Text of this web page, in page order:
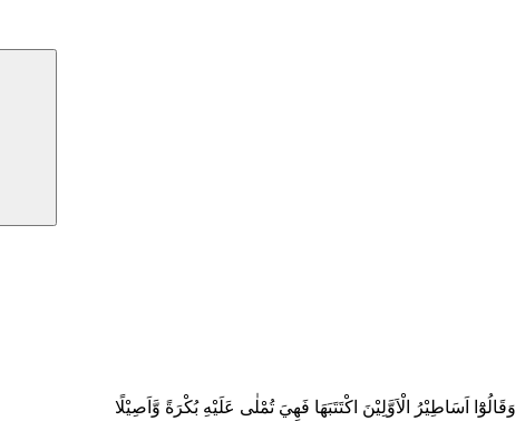
وَقَالُوْٓا اَسَاطِيْرُ الْاَوَّلِيْنَ اكْتَتَبَهَا فَهِيَ تُمْلٰى عَلَيْهِ بُكْرَةً وَّاَصِيْلًا